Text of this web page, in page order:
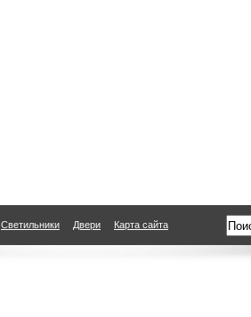
Светильники Двери Карта сайта